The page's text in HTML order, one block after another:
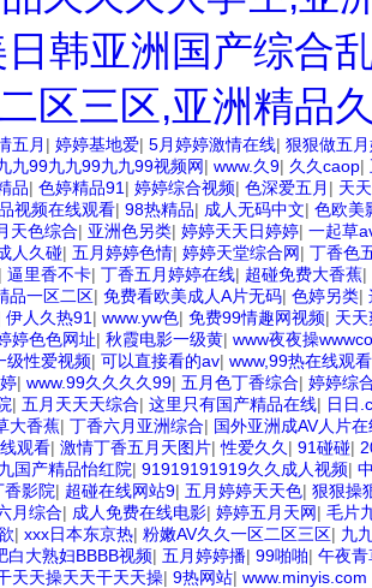
韩亚洲国产综合
区三区,亚洲精品
五月 | 婷婷基地爱| 5月婷婷激情在线| 狠狠做五
九99九九99九九99视频网| www.久9| 久久caop|
品| 色婷精品91 | 婷婷综合视频| 色深爱五月 | 天
视频在线观看| 98热精品| 成人无码中文| 色欧美
天色综合| 亚洲色另类| 婷婷天天日婷婷| 一起草
人久碰| 五月婷婷色情| 婷婷天堂综合网| 丁香色
| 逼里香不卡| 丁香五月婷婷在线| 超碰免费大香蕉|
品一区二区| 免费看欧美成人A片无码| 色婷另类|
伊人久热91 | www.yw色| 免费99情趣网视频| 天
婷色色网址| 秋霞电影一级黄| www夜夜操
级性爱视频| 可以直接看的av| www,99热在线观看
| www.99久久久久99| 五月色丁香综合| 婷婷综
| 五月天天天综合| 这里只有国产精品在线| 日日.c
大香蕉| 丁香六月亚洲综合| 国外亚洲成AV人片
观看| 激情丁香五月天图片|性爱久久 | 91碰碰|
国产精品怡红院| 91919191919久久成人视频|
香影院| 超碰在线网站9| 五月婷婷天天色| 狠狠操
月综合| 成人免费在线电影| 婷婷五月天网| 毛片
| xxx日本东京热| 粉嫩AV久久一区二区三区| 九
白大熟妇BBBB视频| 五月婷婷播| 99啪啪| 午夜
天天操天天干天天操| 9热网站|